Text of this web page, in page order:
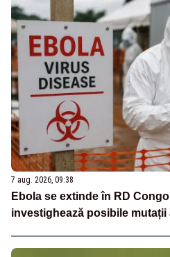
7 aug. 2026, 09:38
Ebola se extinde în RD
investighează posibile